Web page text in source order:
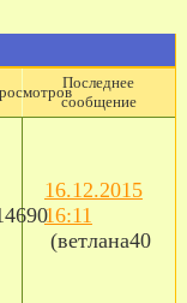
Последнее
сообщение
16.12.2015
16:11
(ветлана40